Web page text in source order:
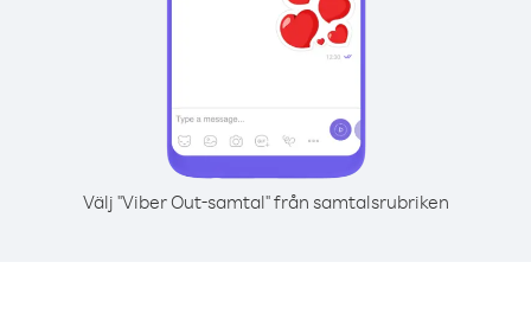
Välj "Viber Out-samtal" från samtalsrubriken